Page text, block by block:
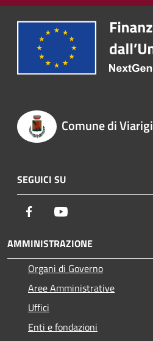
Comune di Viarigi
SEGUICI SU
Facebook
AMMINISTRAZIONE
Organi di Governo
Aree Amministrative
Uffici
Enti e fondazioni